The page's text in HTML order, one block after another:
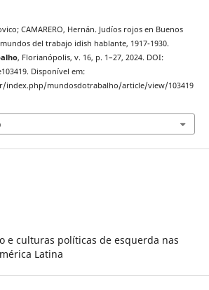
CAMARERO, Hernán. Judíos rojos en Buenos
del trabajo idish hablante, 1917-1930.
, Florianópolis, v. 16, p. 1–27, 2024. DOI:
Disponível em:
index.php/mundosdotrabalho/article/view/103419
e culturas políticas de esquerda nas
Latina